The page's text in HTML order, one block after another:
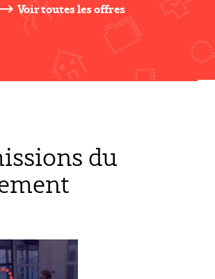
Voir toutes les offres
du